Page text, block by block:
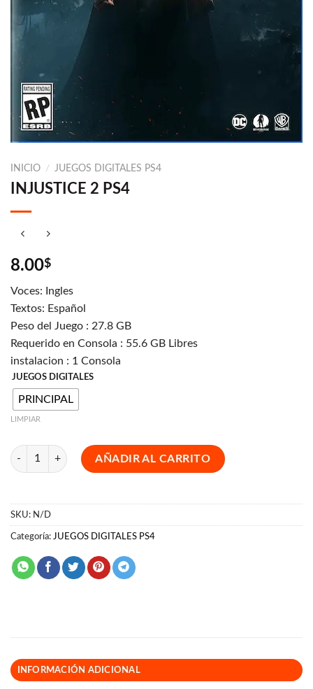
INICIO / JUEGOS DIGITALES PS4
INJUSTICE 2 PS4
8.00$
Voces: Ingles
Textos: Español
Peso del Juego : 27.8 GB
Requerido en Consola : 55.6 GB Libres
instalacion : 1 Consola
JUEGOS DIGITALES
PRINCIPAL
LIMPIAR
INJUSTICE 2 PS4 cantidad
AÑADIR AL CARRITO
SKU: N/D
Categoría: JUEGOS DIGITALES PS4
INFORMACIÓN ADICIONAL